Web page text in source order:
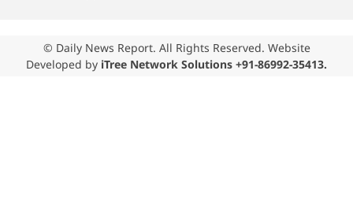
© Daily News Report. All Rights Reserved. Website
Developed by iTree Network Solutions +91-86992-35413.